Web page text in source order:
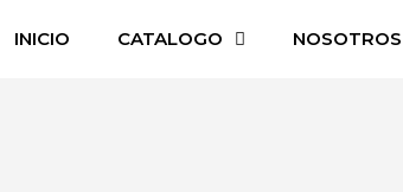
INICIO CATALOGO NOSOTROS